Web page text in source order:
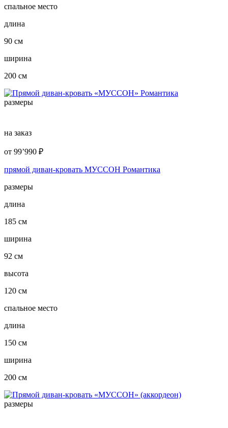
спальное место
длина
90 см
ширина
200 см
размеры
на заказ
от 99’990 ₽
прямой диван-кровать МУССОН Романтика
размеры
длина
185 см
ширина
92 см
высота
120 см
спальное место
длина
150 см
ширина
200 см
размеры